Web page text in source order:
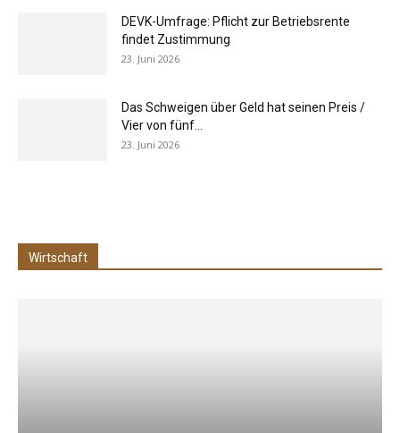
DEVK-Umfrage: Pflicht zur Betriebsrente
findet Zustimmung
23. Juni 2026
Das Schweigen über Geld hat seinen Preis /
Vier von fünf...
23. Juni 2026
Wirtschaft